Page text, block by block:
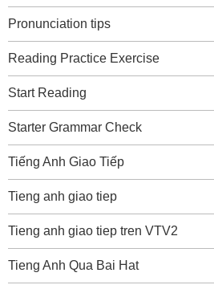
Pronunciation tips
Reading Practice Exercise
Start Reading
Starter Grammar Check
Tiếng Anh Giao Tiếp
Tieng anh giao tiep
Tieng anh giao tiep tren VTV2
Tieng Anh Qua Bai Hat